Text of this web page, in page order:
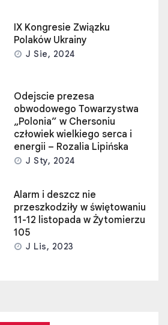
IX Kongresie Związku
Polaków Ukrainy
J Sie, 2024
Odejscie prezesa
obwodowego Towarzystwa
„Polonia” w Chersoniu
człowiek wielkiego serca i
energii – Rozalia Lipińska
J Sty, 2024
Alarm i deszcz nie
przeszkodziły w świętowaniu
11-12 listopada w Żytomierzu
105
J Lis, 2023